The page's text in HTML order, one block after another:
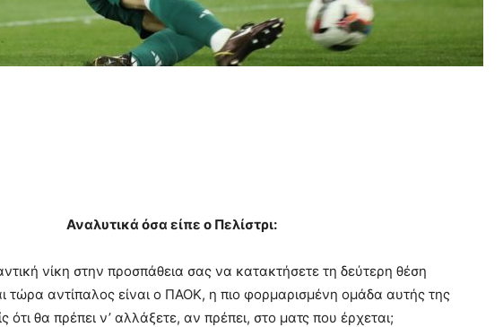
Αναλυτικά όσα είπε ο Πελίστρι:
νίκη στην προσπάθεια σας να κατακτήσετε τη δεύτερη θέση
τώρα αντίπαλος είναι ο ΠΑΟΚ, η πιο φορμαρισμένη ομάδα αυτής της
ότι θα πρέπει ν’ αλλάξετε, αν πρέπει, στο ματς που έρχεται;